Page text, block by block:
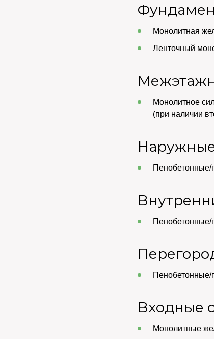
Монолитная
Ленточный
Монолитное
(при наличии
Пенобетонные/
Пенобетонные/
Пенобетонные/
Входные
Монолитные